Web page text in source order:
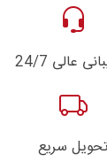
عالی 24/7
سریع